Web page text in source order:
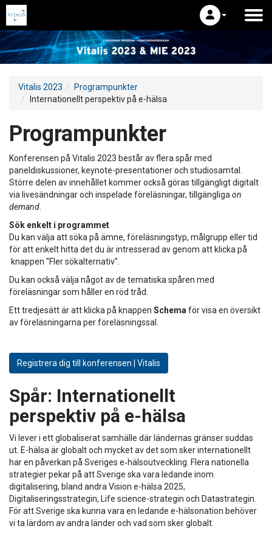
Vitalis 2023
Programpunkter
Internationellt perspektiv på e-hälsa
Programpunkter
Konferensen på Vitalis 2023 består av flera spår med
paneldiskussioner, keynote-presentationer och studiosamtal.
Större delen av innehållet kommer också göras tillgängligt digitalt
via livesändningar och inspelade föreläsningar, tillgängliga on
demand
Sök enkelt i programmet
Du kan välja att söka på ämne, föreläsningstyp, målgrupp eller tid
för att enkelt hitta det du är intresserad av genom att klicka på
knappen "Fler sökalternativ".
Du kan också välja något av de tematiska spåren med
föreläsningar som håller en röd tråd.
Ett tredjesätt är att klicka på knappen Schema för visa en översikt
av föreläsningarna per föreläsningssal.
Registrera dig till konferensen | Vitalis
Spår: Internationellt
perspektiv på e-hälsa
Vi lever i ett globaliserat samhälle där ländernas gränser suddas
ut. E-hälsa är globalt och mycket av det som sker internationellt
har en påverkan på Sveriges e‑hälsoutveckling. Flera nationella
strategier pekar på att Sverige ska vara ledande inom
digitalisering, bland andra Vision e-hälsa 2025,
Digitaliseringsstrategin, Life science-strategin och Datastrategin.
För att Sverige ska kunna vara en ledande e-hälsonation behöver
vi ta lärdom av andra länder och vad som sker globalt.